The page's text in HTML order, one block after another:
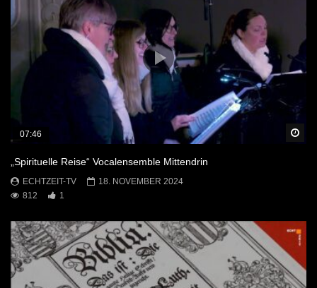
07:46
„Spirituelle Reise“ Vocalensemble Mittendrin
ECHTZEIT-TV
18. NOVEMBER 2024
812
1